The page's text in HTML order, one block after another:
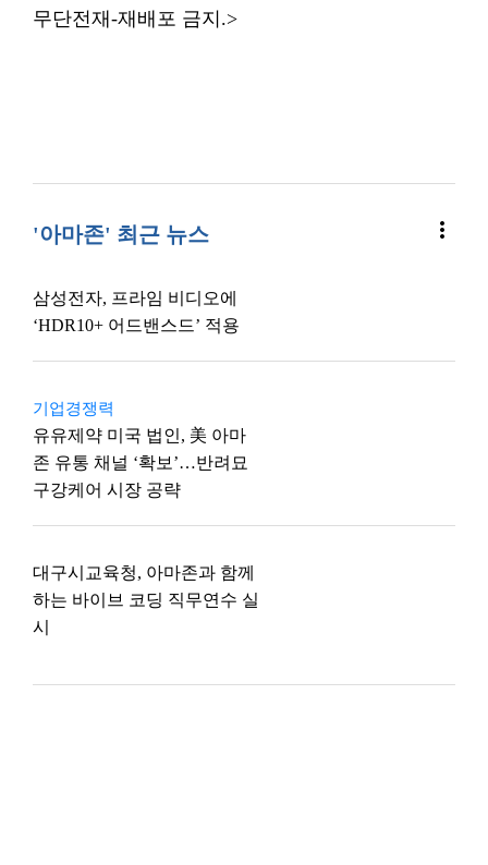
무단전재-재배포 금지.>
'아마존' 최근 뉴스 more_vert
삼성전자, 프라임 비디오에
‘HDR10+ 어드밴스드’ 적용
기업경쟁력
유유제약 미국 법인, 美 아마
존 유통 채널 ‘확보’…반려묘
구강케어 시장 공략
대구시교육청, 아마존과 함께
하는 바이브 코딩 직무연수 실
시